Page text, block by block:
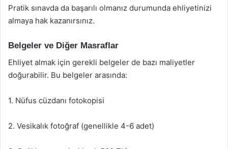
Pratik sınavda da başarılı olmanız durumunda ehliyetinizi
almaya hak kazanırsınız.
Belgeler ve Diğer Masraflar
Ehliyet almak için gerekli belgeler de bazı maliyetler
doğurabilir. Bu belgeler arasında:
1. Nüfus cüzdanı fotokopisi
2. Vesikalık fotoğraf (genellikle 4-6 adet)